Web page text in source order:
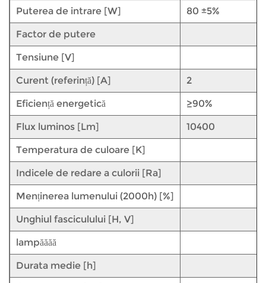
Puterea de intrare [W] 80 ±5%
Factor de putere
Tensiune [V]
Curent (referință) [A] 2
Eficiență energetică ≥90%
Flux luminos [Lm] 10400
Temperatura de culoare [K]
Indicele de redare a culorii [Ra]
Menținerea lumenului (2000h) [%]
Unghiul fasciculului [H, V]
lampăăăă
Durata medie [h]